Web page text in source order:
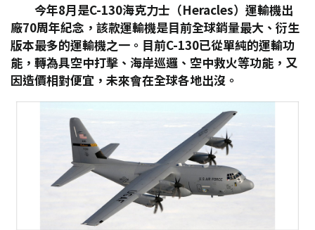
今年8月是C-130海克力士（Heracles）運輸機出
廠70周年紀念，該款運輸機是目前全球銷量最大、衍生
版本最多的運輸機之一。目前C-130已從單純的運輸功
能，轉為具空中打擊、海岸巡邏、空中救火等功能，又
因造價相對便宜，未來會在全球各地出沒。